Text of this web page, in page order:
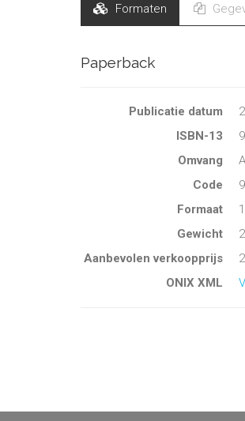
Formaten
Paperback
Publicatie datum
ISBN-13
Omvang
Code
Formaat
Gewicht
Aanbevolen verkoopprijs
ONIX XML